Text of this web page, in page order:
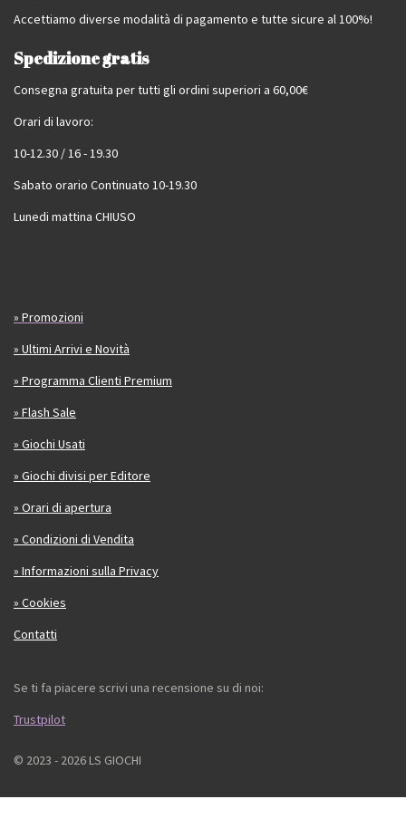
Accettiamo diverse modalità di pagamento e tutte sicure al 100%!
Spedizione gratis
Consegna gratuita per tutti gli ordini superiori a 60,00€
Orari di lavoro:
10-12.30 / 16 - 19.30
Sabato orario Continuato 10-19.30
Lunedi mattina CHIUSO
» Promozioni
» Ultimi Arrivi e Novità
» Programma Clienti Premium
» Flash Sale
» Giochi Usati
» Giochi divisi per Editore
» Orari di apertura
» Condizioni di Vendita
» Informazioni sulla Privacy
» Cookies
Contatti
Se ti fa piacere scrivi una recensione su di noi:
Trustpilot
© 2023 - 2026 LS GIOCHI